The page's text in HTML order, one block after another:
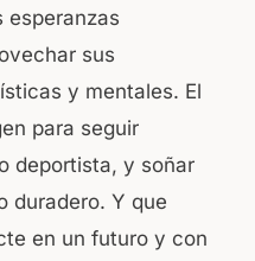
esperanzas
sus
y mentales. El
para seguir
deportista, y soñar
duradero. Y que
en un futuro y con